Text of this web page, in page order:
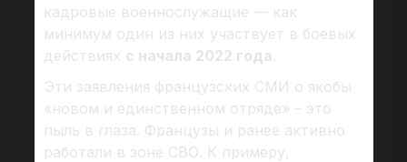
кадровые военнослужащие — как
минимум один из них участвует в боевых
действиях с начала 2022 года.
Эти заявления французских СМИ о якобы
«новом и единственном отряде» – это
пыль в глаза. Французы и ранее активно
работали в зоне СВО. К примеру,